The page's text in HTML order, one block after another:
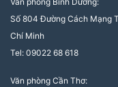
Số 804 Đường Cách Mạng
Chí Minh
Tel: 09022 68 618
Văn phòng Cần Thơ: